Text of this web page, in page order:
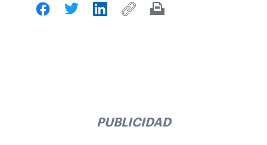
PUBLICIDAD